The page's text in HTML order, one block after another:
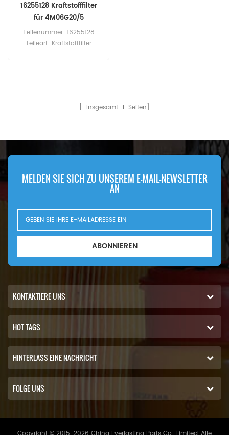
16255128 Kraftstofffilter
für 4M06G20/5
Teilenummer: 16255128
Teileart: Kraftstofffilter
4M06-G50/5 4M06G55/5[ Insgesamt 1 Seiten]
MELDEN SIE SICH ZU UNSEREM E-MAIL-NEWSLETTER
AN
ABONNIEREN
KONTAKTIERE UNS
HOT TAGS
HINTERLASS EINE NACHRICHT
FOLGE UNS